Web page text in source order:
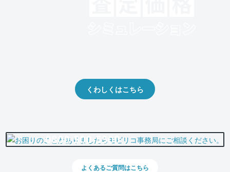
くわしくはこちら
0800-500-5500
よくあるご質問はこちら